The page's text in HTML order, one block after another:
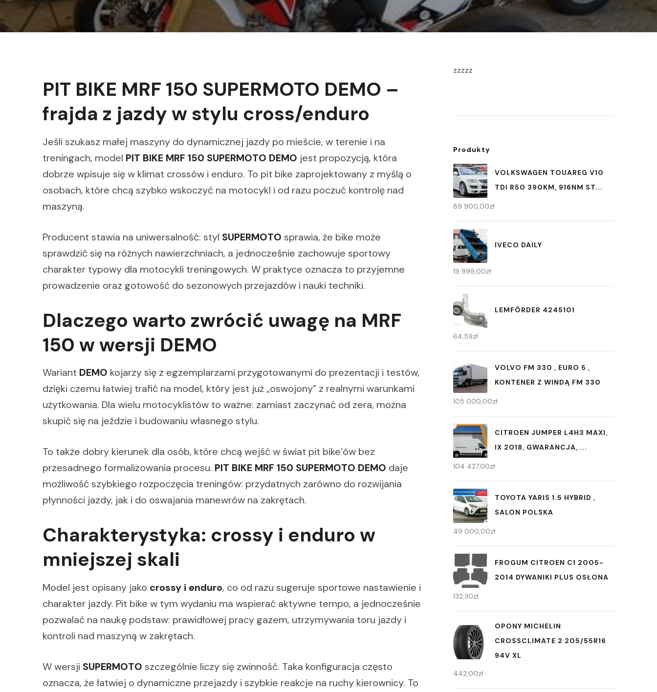
PIT BIKE MRF 150 SUPERMOTO DEMO –
frajda z jazdy w stylu cross/enduro
Jeśli szukasz małej maszyny do dynamicznej jazdy po mieście, w terenie i na
treningach, model PIT BIKE MRF 150 SUPERMOTO DEMO jest propozycją, która
dobrze wpisuje się w klimat crossów i enduro. To pit bike zaprojektowany z myślą o
osobach, które chcą szybko wskoczyć na motocykl i od razu poczuć kontrolę nad
maszyną.
Producent stawia na uniwersalność: styl SUPERMOTO sprawia, że bike może
sprawdzić się na różnych nawierzchniach, a jednocześnie zachowuje sportowy
charakter typowy dla motocykli treningowych. W praktyce oznacza to przyjemne
prowadzenie oraz gotowość do sezonowych przejazdów i nauki techniki.
Dlaczego warto zwrócić uwagę na MRF
150 w wersji DEMO
Wariant DEMO kojarzy się z egzemplarzami przygotowanymi do prezentacji i testów,
dzięki czemu łatwiej trafić na model, który jest już „oswojony” z realnymi warunkami
użytkowania. Dla wielu motocyklistów to ważne: zamiast zaczynać od zera, można
skupić się na jeździe i budowaniu własnego stylu.
To także dobry kierunek dla osób, które chcą wejść w świat pit bike’ów bez
przesadnego formalizowania procesu. PIT BIKE MRF 150 SUPERMOTO DEMO daje
możliwość szybkiego rozpoczęcia treningów: przydatnych zarówno do rozwijania
płynności jazdy, jak i do oswajania manewrów na zakrętach.
Charakterystyka: crossy i enduro w
mniejszej skali
Model jest opisany jako crossy i enduro, co od razu sugeruje sportowe nastawienie i
charakter jazdy. Pit bike w tym wydaniu ma wspierać aktywne tempo, a jednocześnie
pozwalać na naukę podstaw: prawidłowej pracy gazem, utrzymywania toru jazdy i
kontroli nad maszyną w zakrętach.
W wersji SUPERMOTO szczególnie liczy się zwinność. Taka konfiguracja często
oznacza, że łatwiej o dynamiczne przejazdy i szybkie reakcje na ruchy kierownicy. To
zzzzz
Produkty
VOLKSWAGEN TOUAREG V10
TDI R50 390KM, 916NM ST...
89 900,00zł
IVECO DAILY
19 999,00zł
LEMFÖRDER 4245101
64,59zł
VOLVO FM 330 , EURO 5 ,
KONTENER Z WINDĄ FM 330
105 000,00zł
CITROEN JUMPER L4H3 MAXI,
IX 2018, GWARANCJA, ...
104 427,00zł
TOYOTA YARIS 1.5 HYBRID ,
SALON POLSKA
49 000,00zł
FROGUM CITROEN C1 2005-
2014 DYWANIKI PLUS OSŁONA
132,30zł
OPONY MICHELIN
CROSSCLIMATE 2 205/55R16
94V XL
442,00zł